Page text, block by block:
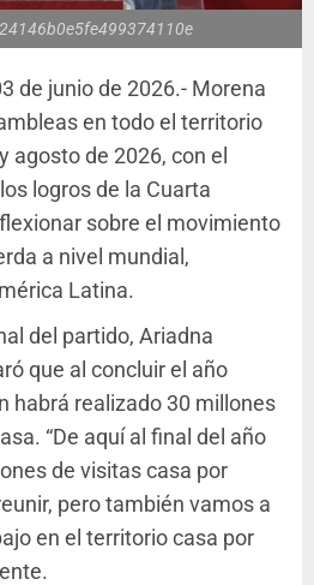
de junio de 2026.- Morena
en todo el territorio
agosto de 2026, con el
logros de la Cuarta
sobre el movimiento
a nivel mundial,
Latina.
del partido, Ariadna
que al concluir el año
habrá realizado 30 millones
“De aquí al final del año
de visitas casa por
pero también vamos a
en el territorio casa por